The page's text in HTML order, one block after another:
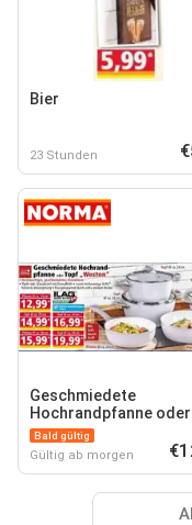
Bier
23 Stunden
Geschmiedete
Hochrandpfanne oder
Topf "Weston"
Bald gültig
Gültig ab morgen